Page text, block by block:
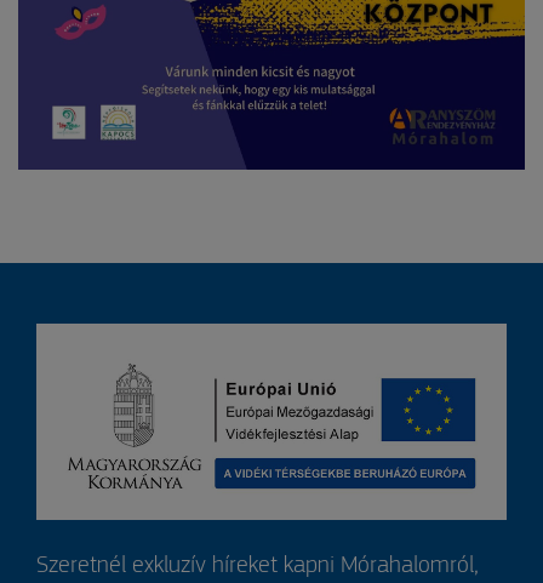
Szeretnél exkluzív híreket kapni Mórahalomról,